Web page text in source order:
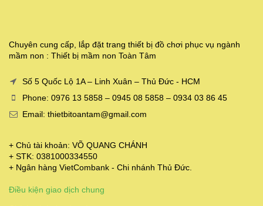
Chuyên cung cấp, lắp đặt trang thiết bị đồ chơi phục vụ ngành
mầm non : Thiết bị mầm non Toàn Tâm
Số 5 Quốc Lộ 1A – Linh Xuân – Thủ Đức - HCM
Phone: 0976 13 5858 – 0945 08 5858 – 0934 03 86 45
Email: thietbitoantam@gmail.com
+ Chủ tài khoản: VÕ QUANG CHÁNH
+ STK: 0381000334550
+ Ngân hàng VietCombank - Chi nhánh Thủ Đức.
Điều kiện giao dịch chung